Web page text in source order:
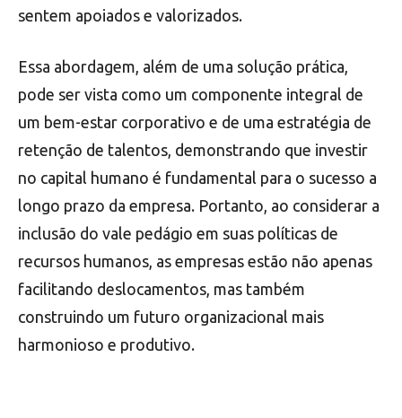
sentem apoiados e valorizados.
Essa abordagem, além de uma solução prática,
pode ser vista como um componente integral de
um bem-estar corporativo e de uma estratégia de
retenção de talentos, demonstrando que investir
no capital humano é fundamental para o sucesso a
longo prazo da empresa. Portanto, ao considerar a
inclusão do vale pedágio em suas políticas de
recursos humanos, as empresas estão não apenas
facilitando deslocamentos, mas também
construindo um futuro organizacional mais
harmonioso e produtivo.